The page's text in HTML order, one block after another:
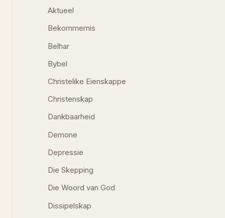
Aktueel
Bekommernis
Belhar
Bybel
Christelike Eienskappe
Christenskap
Dankbaarheid
Demone
Depressie
Die Skepping
Die Woord van God
Dissipelskap